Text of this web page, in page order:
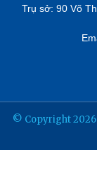
Trụ sở: 90 Võ
© Copyright 2026